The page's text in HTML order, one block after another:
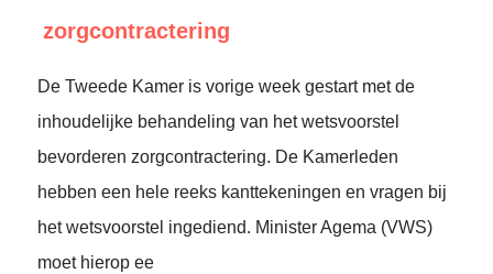
zorgcontractering
De Tweede Kamer is vorige week gestart met de
inhoudelijke behandeling van het wetsvoorstel
bevorderen zorgcontractering. De Kamerleden
hebben een hele reeks kanttekeningen en vragen bij
het wetsvoorstel ingediend. Minister Agema (VWS)
moet hierop ee